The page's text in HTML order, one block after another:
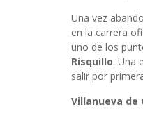
Una vez
en la carrera
uno de los
Risquillo. Una
salir por
Villanueva de